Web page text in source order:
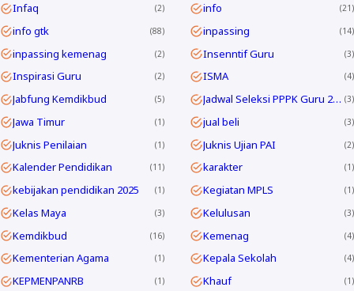
Infaq 2 info 21
info gtk 88 inpassing 14
inpassing kemenag 2 Insenntif Guru 3
Inspirasi Guru 2 ISMA 4
Jabfung Kemdikbud 5 Jadwal Seleksi PPPK Guru 2024 3
Jawa Timur 1 jual beli 3
Juknis Penilaian 1 Juknis Ujian PAI 2
Kalender Pendidikan 11 karakter 1
kebijakan pendidikan 2025 1 Kegiatan MPLS 1
Kelas Maya 3 Kelulusan 3
Kemdikbud 16 Kemenag 4
Kementerian Agama 1 Kepala Sekolah 4
KEPMENPANRB 1 Khauf 1